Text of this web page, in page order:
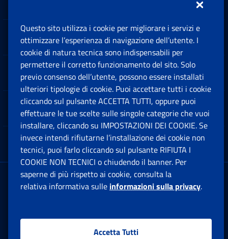
Sedi e Contatti
Software
Note Legali
App mobile
Sede Legale : Via Ciro il Grande, 21
00144 Roma
Questo sito utilizza i cookie per migliorare i servizi e
ottimizzare l’esperienza di navigazione dell’utente. I
cookie di natura tecnica sono indispensabili per
permettere il corretto funzionamento del sito. Solo
previo consenso dell’utente, possono essere installati
ulteriori tipologie di cookie. Puoi accettare tutti i cookie
cliccando sul pulsante ACCETTA TUTTI, oppure puoi
effettuare le tue scelte sulle singole categorie che vuoi
installare, cliccando su IMPOSTAZIONI DEI COOKIE. Se
invece intendi rifiutarne l’installazione dei cookie non
tecnici, puoi farlo cliccando sul pulsante RIFIUTA I
COOKIE NON TECNICI o chiudendo il banner. Per
saperne di più rispetto ai cookie, consulta la
relativa informativa sulle informazioni sulla privacy.
Accetta Tutti